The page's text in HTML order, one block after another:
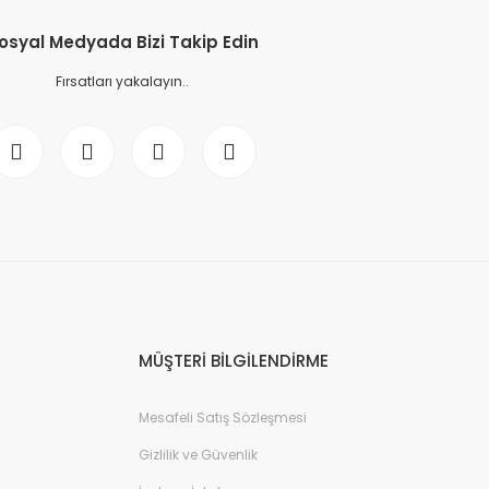
Medyada Bizi Takip Edin
Fırsatları yakalayın..
MÜŞTERİ BİLGİLENDİRME
Mesafeli Satış Sözleşmesi
Gizlilik ve Güvenlik